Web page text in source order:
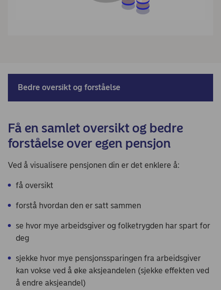
Bedre oversikt og forståelse
Få en samlet oversikt og bedre
forståelse over egen pensjon
Ved å visualisere pensjonen din er det enklere å:
få oversikt
forstå hvordan den er satt sammen
se hvor mye arbeidsgiver og folketrygden har spart for
deg
sjekke hvor mye pensjonssparingen fra arbeidsgiver
kan vokse ved å øke aksjeandelen (sjekke effekten ved
å endre aksjeandel)